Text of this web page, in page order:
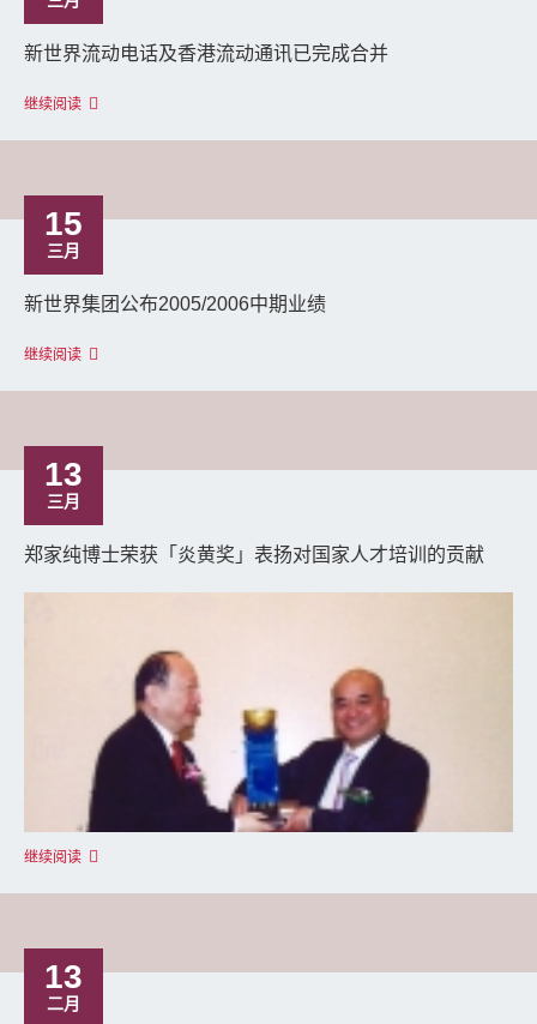
新世界流动电话及香港流动通讯已完成合并
继续阅读
15
三月
新世界集团公布2005/2006中期业绩
继续阅读
13
三月
郑家纯博士荣获「炎黄奖」表扬对国家人才培训的贡献
继续阅读
13
二月